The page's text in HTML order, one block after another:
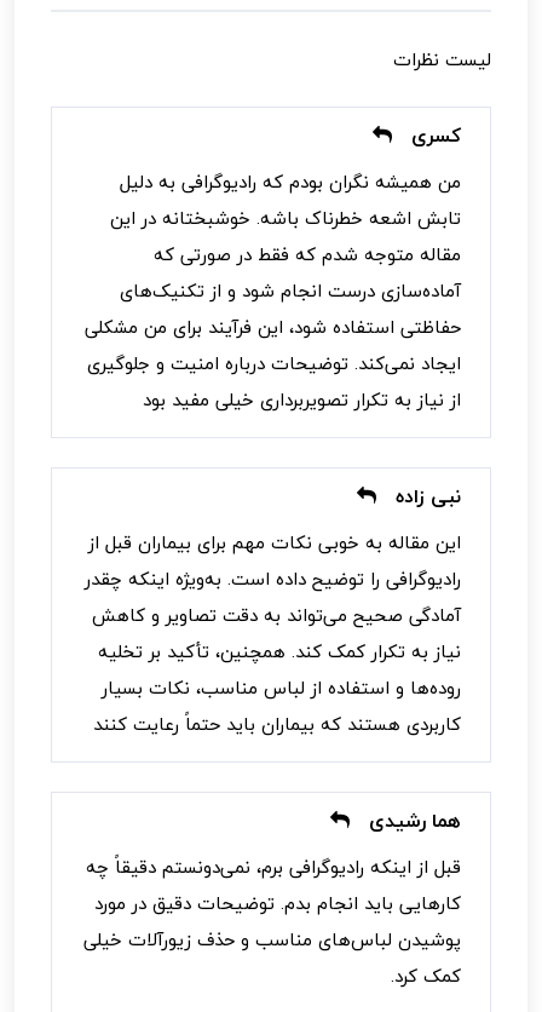
لیست نظرات
کسری
من همیشه نگران بودم که رادیوگرافی به دلیل
تابش اشعه خطرناک باشه. خوشبختانه در این
مقاله متوجه شدم که فقط در صورتی که
آماده‌سازی درست انجام شود و از تکنیک‌های
حفاظتی استفاده شود، این فرآیند برای من مشکلی
ایجاد نمی‌کند. توضیحات درباره امنیت و جلوگیری
از نیاز به تکرار تصویربرداری خیلی مفید بود
نبی زاده
این مقاله به خوبی نکات مهم برای بیماران قبل از
رادیوگرافی را توضیح داده است. به‌ویژه اینکه چقدر
آمادگی صحیح می‌تواند به دقت تصاویر و کاهش
نیاز به تکرار کمک کند. همچنین، تأکید بر تخلیه
روده‌ها و استفاده از لباس مناسب، نکات بسیار
کاربردی هستند که بیماران باید حتماً رعایت کنند
هما رشیدی
قبل از اینکه رادیوگرافی برم، نمی‌دونستم دقیقاً چه
کارهایی باید انجام بدم. توضیحات دقیق در مورد
پوشیدن لباس‌های مناسب و حذف زیورآلات خیلی
کمک کرد.